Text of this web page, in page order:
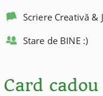
Scriere Creativă &
Stare de BINE :)
Card cadou